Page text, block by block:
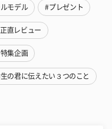
モデル #プレゼント
直レビュー
集企画
の君に伝えたい３つのこと